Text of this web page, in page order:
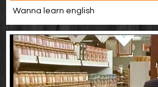
Wanna learn english